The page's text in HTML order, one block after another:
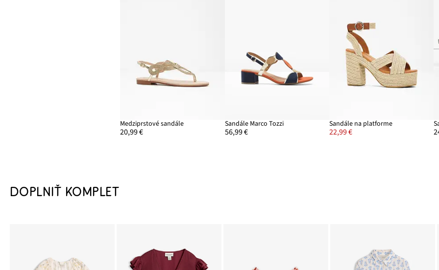
Medziprstové sandále
20,99 €
Sandále Marco Tozzi
56,99 €
Sandále na platforme
22,99 €
DOPLNIŤ KOMPLET